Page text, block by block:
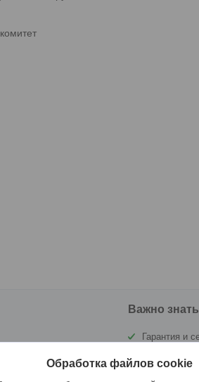
Важно знать
Гарантия и
Обработка файлов cookie